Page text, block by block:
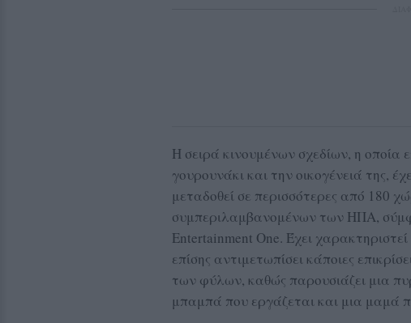
Η σειρά κινουμένων σχεδίων, η
γουρουνάκι και την οικογένειά της,
μεταδοθεί σε περισσότερες από 180
συμπεριλαμβανομένων των ΗΠΑ,
Entertainment One. Έχει
επίσης αντιμετωπίσει κάποιες
των φύλων, καθώς παρουσιάζει μια
μπαμπά που εργάζεται και μια μαμά